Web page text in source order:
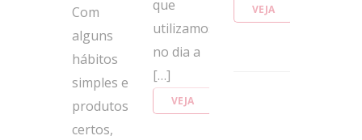
Com
alguns
hábitos
simples e
produtos
certos,
que
utilizamos
no dia a
[…]
VEJA
VEJA